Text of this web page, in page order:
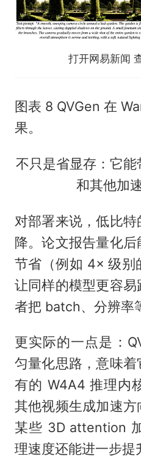
打开网易新闻
图表 8 QVGen 在
果。
不只是省显存：它
和其他加
对部署来说，低比
降。论文报告量化
节省（例如 4× 级别
让同样的模型更容
者把 batch、分辨率
更实际的一点是：
匀量化思路，意味
有的 W4A4 推理内
其他视频生成加速
某些 3D attention
理速度还能进一步提